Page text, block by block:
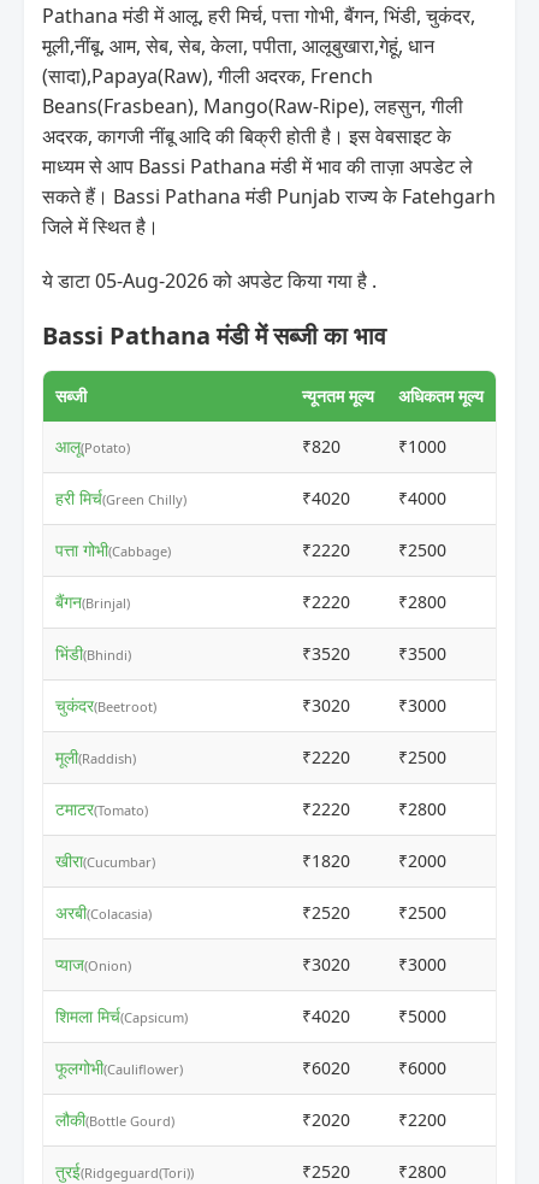
Pathana मंडी में आलू, हरी मिर्च, पत्ता गोभी, बैंगन, भिंडी, चुकंदर,
मूली,नींबू, आम, सेब, सेब, केला, पपीता, आलूबुखारा,गेहूं, धान
(सादा),Papaya(Raw), गीली अदरक, French
Beans(Frasbean), Mango(Raw-Ripe), लहसुन, गीली
अदरक, कागजी नींबू आदि की बिक्री होती है। इस वेबसाइट के
माध्यम से आप Bassi Pathana मंडी में भाव की ताज़ा अपडेट ले
सकते हैं। Bassi Pathana मंडी Punjab राज्य के Fatehgarh
जिले में स्थित है।
ये डाटा 05-Aug-2026 को अपडेट किया गया है .
Bassi Pathana मंडी में सब्जी का भाव
सब्जी न्यूनतम मूल्य अधिकतम मूल्य
आलू(Potato) ₹820 ₹1000
हरी मिर्च(Green Chilly) ₹4020 ₹4000
पत्ता गोभी(Cabbage) ₹2220 ₹2500
बैंगन(Brinjal) ₹2220 ₹2800
भिंडी(Bhindi) ₹3520 ₹3500
चुकंदर(Beetroot) ₹3020 ₹3000
मूली(Raddish) ₹2220 ₹2500
टमाटर(Tomato) ₹2220 ₹2800
खीरा(Cucumbar) ₹1820 ₹2000
अरबी(Colacasia) ₹2520 ₹2500
प्याज(Onion) ₹3020 ₹3000
शिमला मिर्च(Capsicum) ₹4020 ₹5000
फूलगोभी(Cauliflower) ₹6020 ₹6000
लौकी(Bottle Gourd) ₹2020 ₹2200
तुरई(Ridgeguard(Tori)) ₹2520 ₹2800